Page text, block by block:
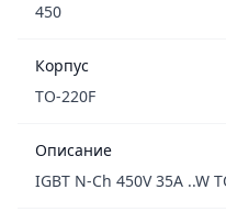
450
Корпус
TO-220F
Описание
IGBT N-Ch 450V 35A ..W